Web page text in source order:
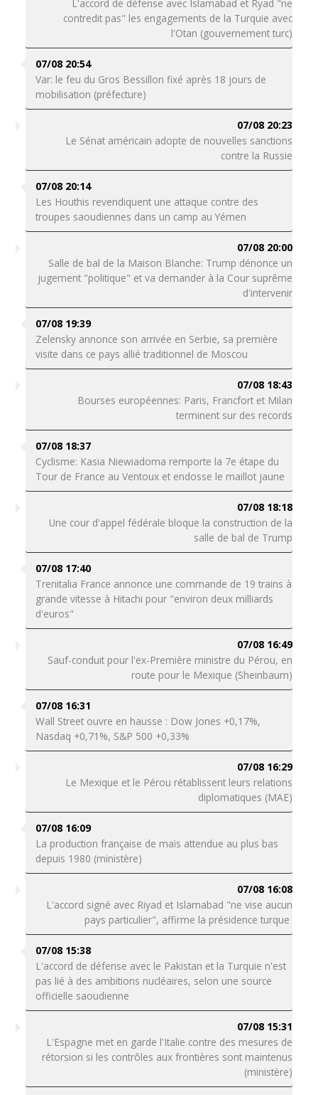
L'accord de défense avec Islamabad et Ryad "ne
contredit pas" les engagements de la Turquie avec
l'Otan (gouvernement turc)
07/08 20:54
Var: le feu du Gros Bessillon fixé après 18 jours de
mobilisation (préfecture)
07/08 20:23
Le Sénat américain adopte de nouvelles sanctions
contre la Russie
07/08 20:14
Les Houthis revendiquent une attaque contre des
troupes saoudiennes dans un camp au Yémen
07/08 20:00
Salle de bal de la Maison Blanche: Trump dénonce un
jugement "politique" et va demander à la Cour suprême
d'intervenir
07/08 19:39
Zelensky annonce son arrivée en Serbie, sa première
visite dans ce pays allié traditionnel de Moscou
07/08 18:43
Bourses européennes: Paris, Francfort et Milan
terminent sur des records
07/08 18:37
Cyclisme: Kasia Niewiadoma remporte la 7e étape du
Tour de France au Ventoux et endosse le maillot jaune
07/08 18:18
Une cour d'appel fédérale bloque la construction de la
salle de bal de Trump
07/08 17:40
Trenitalia France annonce une commande de 19 trains à
grande vitesse à Hitachi pour "environ deux milliards
d'euros"
07/08 16:49
Sauf-conduit pour l'ex-Première ministre du Pérou, en
route pour le Mexique (Sheinbaum)
07/08 16:31
Wall Street ouvre en hausse : Dow Jones +0,17%,
Nasdaq +0,71%, S&P 500 +0,33%
07/08 16:29
Le Mexique et le Pérou rétablissent leurs relations
diplomatiques (MAE)
07/08 16:09
La production française de maïs attendue au plus bas
depuis 1980 (ministère)
07/08 16:08
L'accord signé avec Riyad et Islamabad "ne vise aucun
pays particulier", affirme la présidence turque
07/08 15:38
L'accord de défense avec le Pakistan et la Turquie n'est
pas lié à des ambitions nucléaires, selon une source
officielle saoudienne
07/08 15:31
L'Espagne met en garde l'Italie contre des mesures de
rétorsion si les contrôles aux frontières sont maintenus
(ministère)